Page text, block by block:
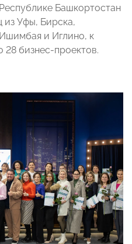
Башкортостан
из Уфы, Бирска,
и Иглино, к
28 бизнес-проектов.